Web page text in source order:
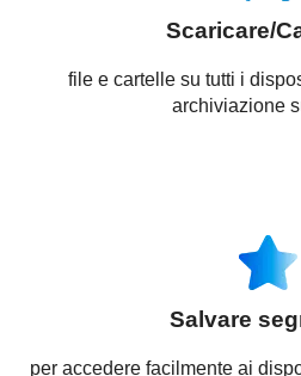
Scaricare/
file e cartelle su tutti i
archiviazione
Salvare
per accedere facilmente ai